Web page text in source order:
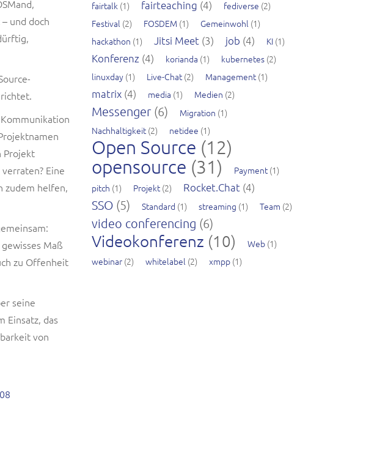
und doch
Projekt
Eine
zudem helfen,
Maß
zu Offenheit
seine
Einsatz, das
von
fairtalk (1) fairteaching (4) fediverse (2)
Festival (2) FOSDEM (1) Gemeinwohl (1)
hackathon (1) Jitsi Meet (3) job (4) KI (1)
Konferenz (4) korianda (1) kubernetes (2)
linuxday (1) Live-Chat(2) Management(1)
matrix (4) media (1) Medien (2)
Messenger (6) Migration (1)
Nachhaltigkeit(2) netidee (1)
Open Source (12)
opensource (31) Payment(1)
pitch (1) Projekt(2) Rocket.Chat (4)
SSO (5) Standard (1) streaming (1) Team (2)
video conferencing (6)
Videokonferenz (10) Web (1)
webinar (2) whitelabel (2) xmpp (1)